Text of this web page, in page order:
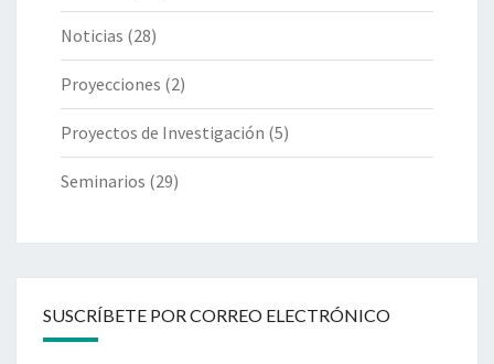
Noticias (28)
Proyecciones (2)
Proyectos de Investigación (5)
Seminarios (29)
SUSCRÍBETE POR CORREO ELECTRÓNICO